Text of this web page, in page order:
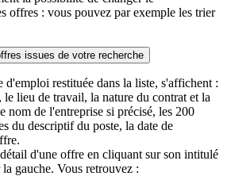
offres : vous pouvez par exemple les trier
issues de votre recherche
d'emploi restituée dans la liste, s'affichent :
lieu de travail, la nature du contrat et la
nom de l'entreprise si précisé, les 200
du descriptif du poste, la date de
d'une offre en cliquant sur son intitulé
gauche. Vous retrouvez :